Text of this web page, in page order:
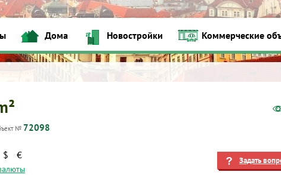
Дома Новостройки Коммерческие
№ 72098
Задать
$ €